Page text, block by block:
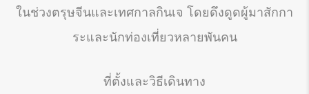
ในช่วงตรุษจีนและเทศกาลกินเจ โดยดึงดูดผู้มาสักกา
ระและนักท่องเที่ยวหลายพันคน
ที่ตั้งและวิธีเดินทาง